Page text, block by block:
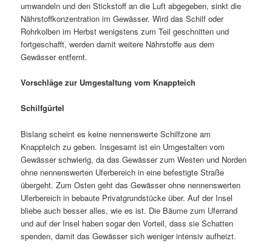
umwandeln und den Stickstoff an die Luft abgegeben, sinkt die
Nährstoffkonzentration im Gewässer. Wird das Schilf oder
Rohrkolben im Herbst wenigstens zum Teil geschnitten und
fortgeschafft, werden damit weitere Nährstoffe aus dem
Gewässer entfernt.
Vorschläge zur Umgestaltung vom Knappteich
Schilfgürtel
Bislang scheint es keine nennenswerte Schilfzone am
Knappteich zu geben. Insgesamt ist ein Umgestalten vom
Gewässer schwierig, da das Gewässer zum Westen und Norden
ohne nennenswerten Uferbereich in eine befestigte Straße
übergeht. Zum Osten geht das Gewässer ohne nennenswerten
Uferbereich in bebaute Privatgrundstücke über. Auf der Insel
bliebe auch besser alles, wie es ist. Die Bäume zum Uferrand
und auf der Insel haben sogar den Vorteil, dass sie Schatten
spenden, damit das Gewässer sich weniger intensiv aufheizt.